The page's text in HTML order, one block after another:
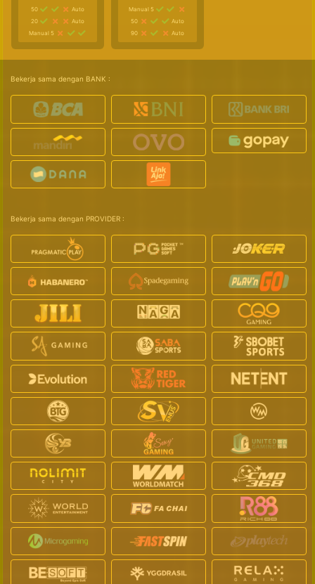
50
Auto
20
Auto
Manual 5
Manual 5
50
Auto
90
Auto
Bekerja sama dengan BANK :
Bekerja sama dengan PROVIDER :